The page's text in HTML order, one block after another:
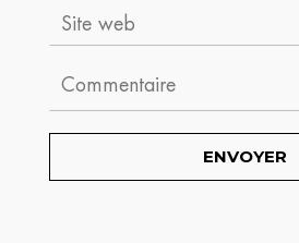
Site
web
Comment